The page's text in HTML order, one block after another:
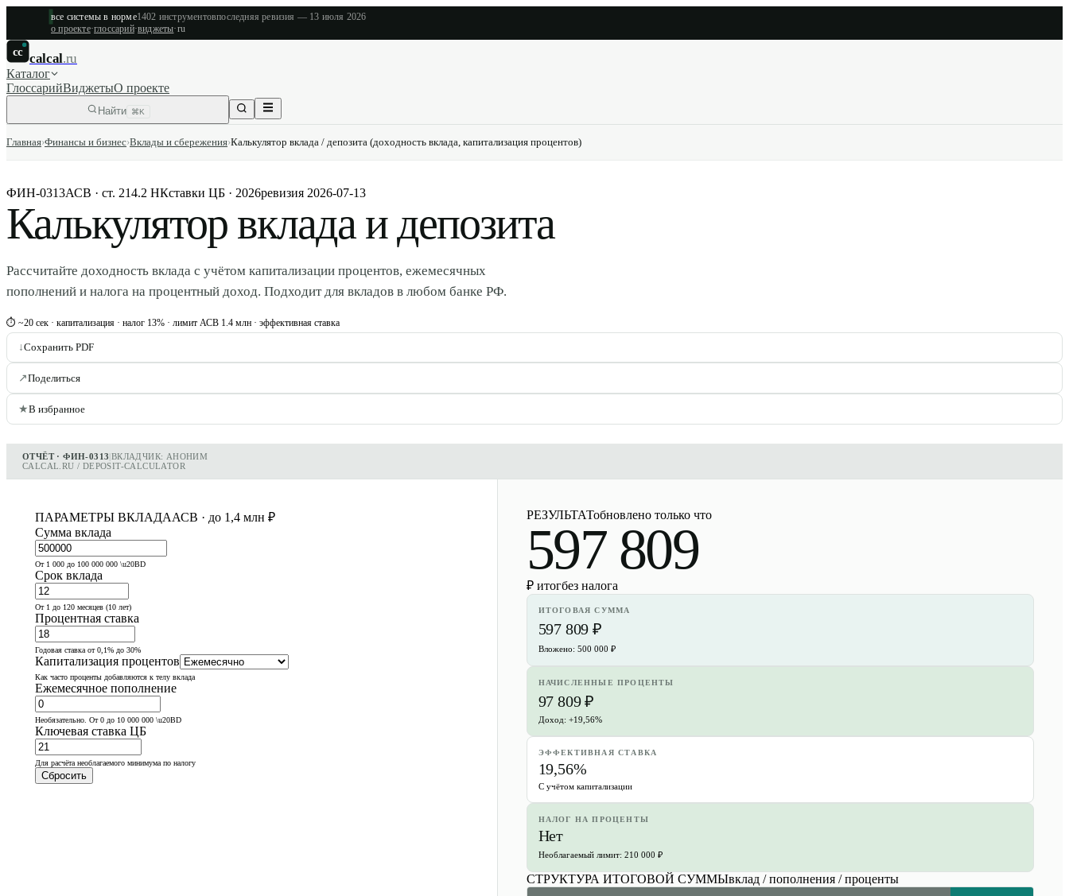
все системы в норме1402 инструментовпоследняя ревизия — 13 июля 2026
о проекте·глоссарий·виджеты·ru
cc calcal.ru
Каталог
ГлоссарийВиджетыО проекте
Найти ⌘K
Главная›Финансы и бизнес›Вклады и сбережения›Калькулятор вклада / депозита (доходность вклада, капитализация процентов)
ФИН-0313АСВ · ст. 214.2 НКставки ЦБ · 2026ревизия 2026-07-13
Калькулятор вклада и депозита
Рассчитайте доходность вклада с учётом капитализации процентов, ежемесячных
пополнений и налога на процентный доход. Подходит для вкладов в любом банке РФ.
⏱ ~20 сек · капитализация · налог 13% · лимит АСВ 1.4 млн · эффективная ставка
↓Сохранить PDF
↗Поделиться
★В избранное
ОТЧЁТ · ФИН-0313|ВКЛАДЧИК: АНОНИМ
CALCAL.RU / DEPOSIT-CALCULATOR
ПАРАМЕТРЫ ВКЛАДААСВ · до 1,4 млн ₽
Сумма вклада
От 1 000 до 100 000 000 \u20BD
Срок вклада
От 1 до 120 месяцев (10 лет)
Процентная ставка
Годовая ставка от 0,1% до 30%
Капитализация процентов
Как часто проценты добавляются к телу вклада
Ежемесячное пополнение
Необязательно. От 0 до 10 000 000 \u20BD
Ключевая ставка ЦБ
Для расчёта необлагаемого минимума по налогу
Сбросить
РЕЗУЛЬТАТобновлено только что
597 809
₽ итогбез налога
ИТОГОВАЯ СУММА
597 809 ₽
Вложено: 500 000 ₽
НАЧИСЛЕННЫЕ ПРОЦЕНТЫ
97 809 ₽
Доход: +19,56%
ЭФФЕКТИВНАЯ СТАВКА
19,56%
С учётом капитализации
НАЛОГ НА ПРОЦЕНТЫ
Нет
Необлагаемый лимит: 210 000 ₽
СТРУКТУРА ИТОГОВОЙ СУММЫвклад / пополнения / проценты